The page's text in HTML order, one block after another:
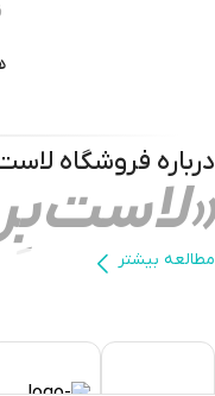
درباره فروشگاه
مطالعه بیشتر